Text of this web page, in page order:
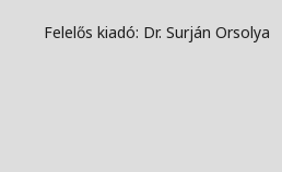
Felelős kiadó: Dr. Surján Orsolya